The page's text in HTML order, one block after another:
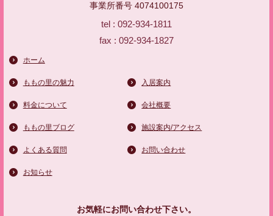
事業所番号 4074100175
tel : 092-934-1811
fax : 092-934-1827
ホーム
ももの里の魅力 入居案内
料金について 会社概要
ももの里ブログ 施設案内/アクセス
よくある質問 お問い合わせ
お知らせ
お気軽にお問い合わせ下さい。